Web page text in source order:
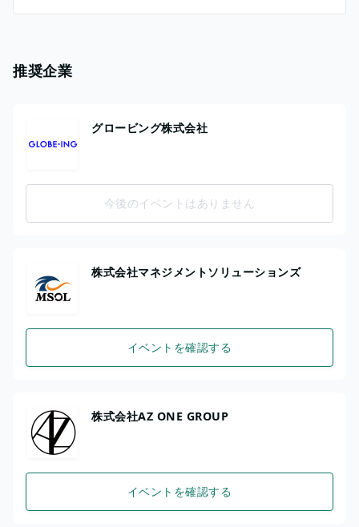
推奨企業
グロービング株式会社
今後のイベントはありません
株式会社マネジメントソリューションズ
イベントを確認する
株式会社AZ ONE GROUP
イベントを確認する